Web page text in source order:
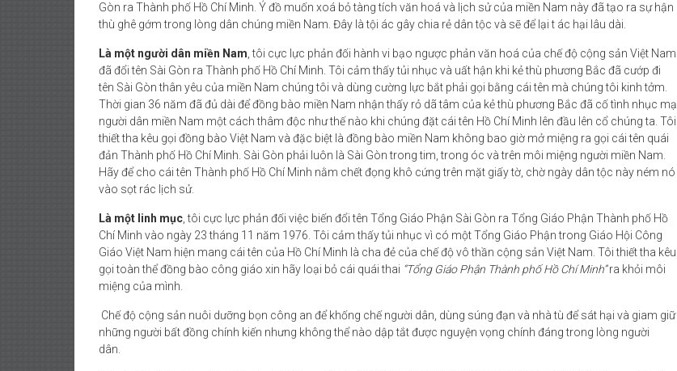
Gòn ra Thành phố Hồ Chí Minh. Ý đồ muốn xoá bỏ tàng tích văn hoá và lịch sử của miền Nam này đã tạo ra sự hận
thù ghê gớm trong lòng dân chúng miền Nam. Đây là tội ác gây chia rẻ dân tộc và sẽ để lại t ác hại lâu dài.
Là một người dân miền Nam , tôi cực lực phản đối hành vi bạo ngược phản văn hoá của chế độ cộng sản Việt Nam
đã đổi tên Sài Gòn ra Thành phố Hồ Chí Minh. Tôi cảm thấy tủi nhục và uất hận khi kẻ thù phương Bắc đã cướp đi
tên Sài Gòn thân yêu của miền Nam chúng tôi và dùng cường lực bắt phải gọi bằng cái tên mà chúng tôi kinh tởm.
Thời gian 36 năm đã đủ dài để đồng bào miền Nam nhận thấy rỏ dã tâm của kẻ thù phương Bắc đã cố tình nhục mạ
người dân miền Nam một cách thâm độc như thế nào khi chúng đặt cái tên Hồ Chí Minh lên đầu lên cổ chúng ta. Tôi
thiết tha kêu gọi đồng bào Việt Nam và đặc biệt là đồng bào miền Nam không bao giờ mở miệng ra gọi cái tên quái
đản Thành phố Hồ Chí Minh. Sài Gòn phải luôn là Sài Gòn trong tim, trong óc và trên môi miệng người miền Nam.
Hãy để cho cái tên Thành phố Hồ Chí Minh nằm chết đọng khô cứng trên mặt giấy tờ, chờ ngày dân tộc này ném nó
vào sọt rác lịch sử.
Là một linh mục , tôi cực lực phản đối việc biến đổi tên Tổng Giáo Phận Sài Gòn ra Tổng Giáo Phận Thành phố Hồ
Chí Minh vào ngày 23 tháng 11 năm 1976. Tôi cảm thấy tủi nhục vì có một Tổng Giáo Phận trong Giáo Hội Công
Giáo Việt Nam hiện mang cái tên của Hồ Chí Minh là cha đẻ của chế độ vô thần cộng sản Việt Nam. Tôi thiết tha kêu
gọi toàn thể đồng bào công giáo xin hãy loại bỏ cái quái thai “Tổng Giáo Phận Thành phố Hồ Chí Minh”ra khỏi môi
miệng của mình.
Chế độ cộng sản nuôi dưỡng bọn công an để khống chế người dân, dùng súng đạn và nhà tù để sát hại và giam giữ
những người bất đồng chính kiến nhưng không thể nào dập tắt được nguyện vọng chính đáng trong lòng người
dân.